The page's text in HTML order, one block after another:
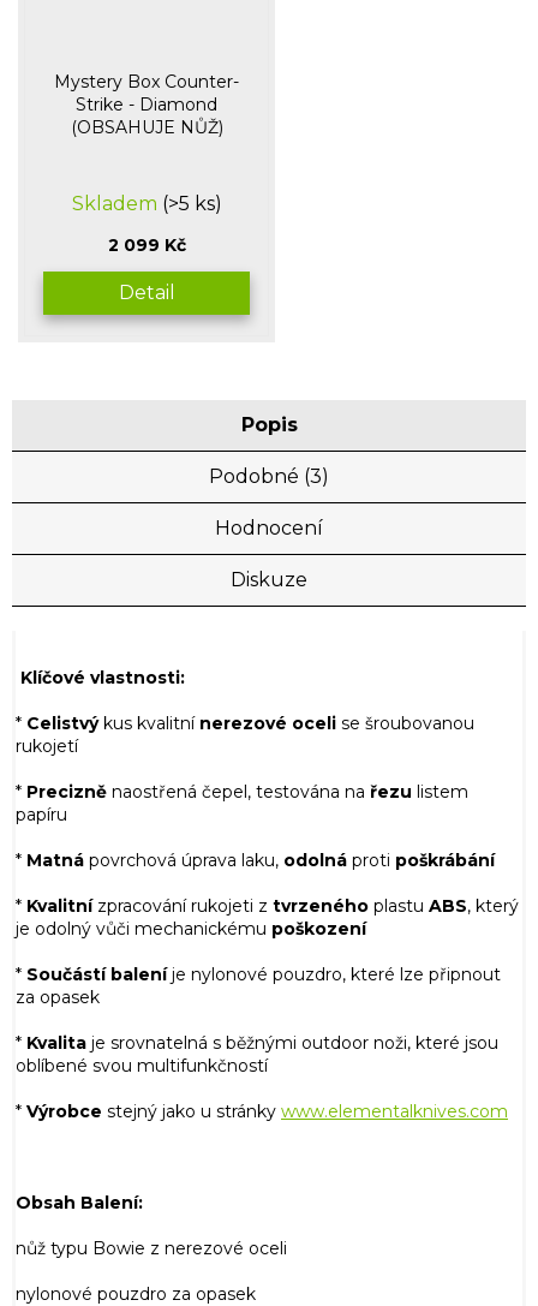
Mystery Box Counter-
Strike - Diamond
(OBSAHUJE NŮŽ)
hodnocení
je
5,0
z
5
Skladem (>5 ks)
2 099 Kč
Detail
Popis
Podobné (3)
Hodnocení
Diskuze
Klíčové vlastnosti:
* Celistvýkus kvalitní nerezové oceli se šroubovanou
rukojetí
* Precizně naostřená čepel, testována na řezu listem
papíru
* Matná povrchová úprava laku, odolná proti poškrábání
* Kvalitnízpracování rukojeti z tvrzeného plastu ABS, který
je odolný vůči mechanickému poškození
* Součástí baleníje nylonové pouzdro, které lze připnout
za opasek
* Kvalita je srovnatelná s běžnými outdoor noži, které jsou
oblíbené svou multifunkčností
* Výrobce stejný jako u stránky www.elementalknives.com
Obsah Balení:
nůž typu Bowie z nerezové oceli
nylonové pouzdro za opasek